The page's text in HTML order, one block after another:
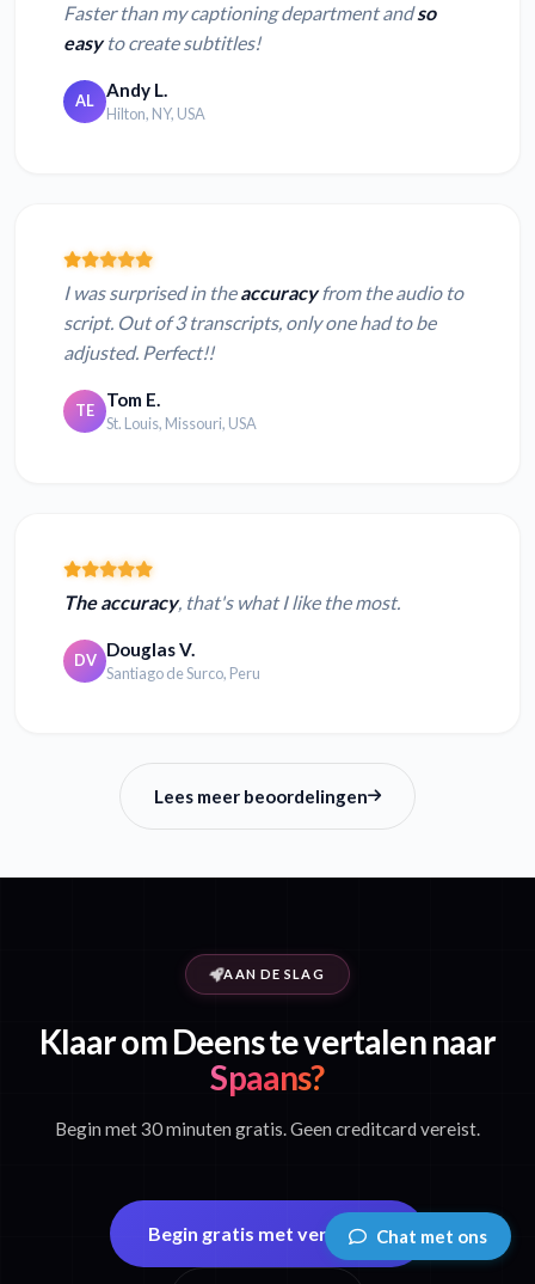
Faster than my captioning department andso
easyto create subtitles!
AL Andy L.
Hilton, NY, USA
I was surprised in theaccuracyfrom the audio to
script. Out of 3 transcripts, only one had to be
adjusted. Perfect!!
TE Tom E.
St. Louis, Missouri, USA
The accuracy, that's what I like the most.
DV Douglas V.
Santiago de Surco, Peru
Lees meer beoordelingen
AAN DE SLAG
Klaar om Deens te vertalen naar
Spaans?
Begin met 30 minuten gratis. Geen creditcard vereist.
Begin gratis met vertalen Chat met ons